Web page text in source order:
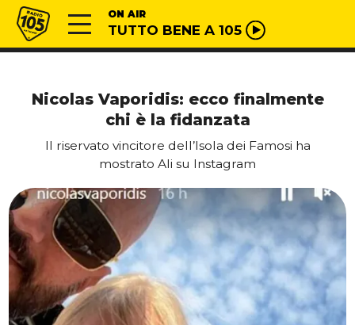
Vai al contenuto
Radio 105 ON AIR
TUTTO BENE A 105
Nicolas Vaporidis: ecco finalmente
chi è la fidanzata
Il riservato vincitore dell’Isola dei Famosi ha
mostrato Ali su Instagram